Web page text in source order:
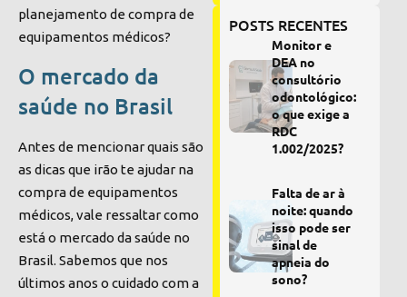
planejamento de compra de
equipamentos médicos?
O mercado da
saúde no Brasil
Antes de mencionar quais são
as dicas que irão te ajudar na
compra de equipamentos
médicos, vale ressaltar como
está o mercado da saúde no
Brasil. Sabemos que nos
últimos anos o cuidado com a
POSTS RECENTES
Monitor e
DEA no
consultório
odontológico:
o que exige a
RDC
1.002/2025?
Falta de ar à
noite: quando
isso pode ser
sinal de
apneia do
sono?